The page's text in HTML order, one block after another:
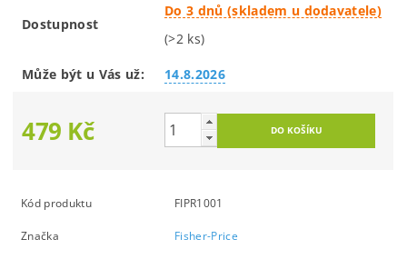
Dostupnost
Do 3 dnů (skladem u dodavatele)
(>2 ks)
Může být u Vás už: 14.8.2026
479 Kč
Kód produktu FIPR1001
Značka Fisher-Price